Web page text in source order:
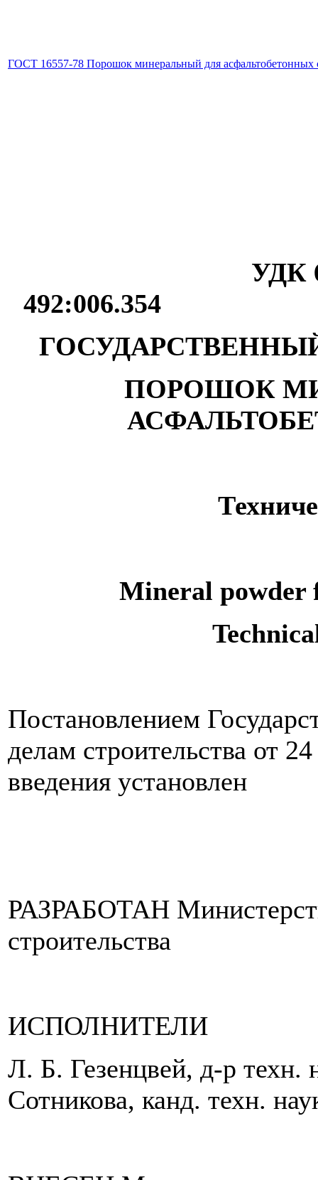
ГОСТ 16557-78 Порошок минеральный для асфальтобетонных
УДК
ПОРОШОК
Mineral powder
Постановлением
делам строительства от
введения установлен
РАЗРАБОТАН
строительства
ИСПОЛНИТЕЛИ
Л. Б. Гезенцвей, д-р техн.
Сотникова, канд. техн.